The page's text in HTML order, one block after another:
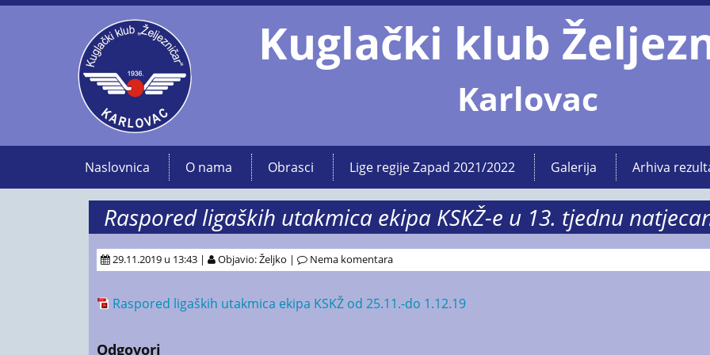
Kuglački klub
Karlovac
Naslovnica O nama Obrasci Lige regije Zapad 2021/2022 Galerija Arhiva
Raspored ligaških utakmica ekipa KSKŽ-e u 13. tjednu
29.11.2019 u 13:43 | Objavio: Željko | Nema komentara
Raspored ligaških utakmica ekipa KSKŽ od 25.11.-do 1.12.19
Odgovori